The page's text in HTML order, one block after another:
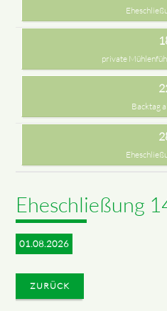
private
Backtag
Eheschließung
01.08.2026
ZURÜCK